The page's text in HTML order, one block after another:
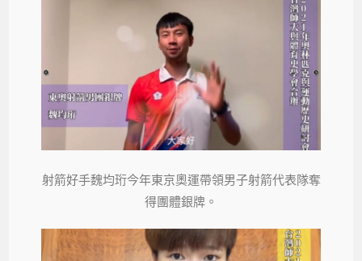
射箭好手魏均珩今年東京奧運帶領男子射箭代表隊奪
得團體銀牌。